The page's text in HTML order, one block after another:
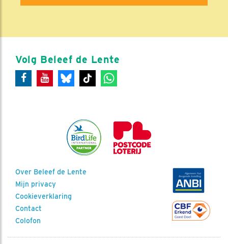
Volg Beleef de Lente
Over Beleef de Lente
Mijn privacy
Cookieverklaring
Contact
Colofon